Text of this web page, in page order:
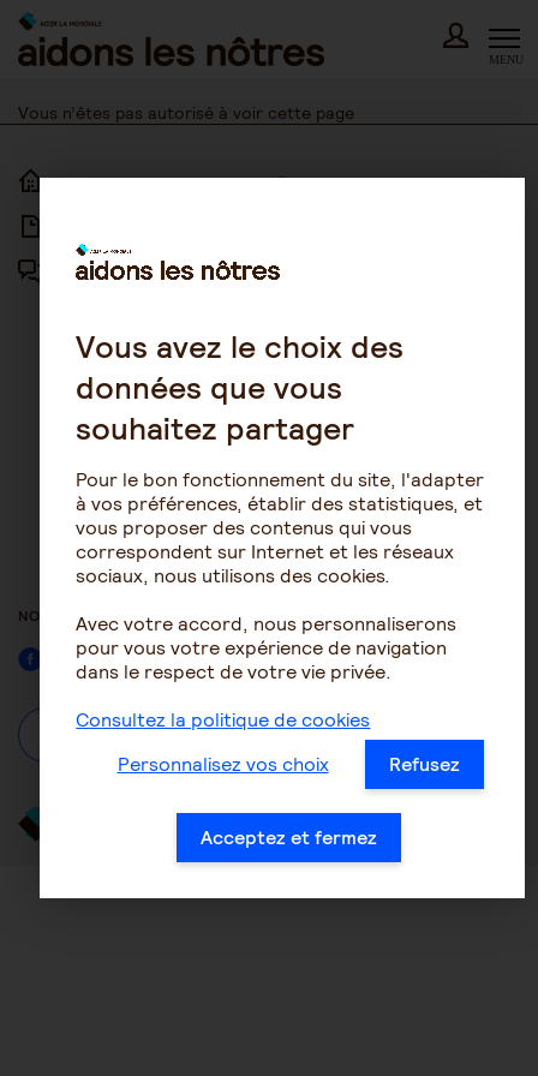
Skip
content
MENU
Vous n’êtes pas autorisé à voir cette page
ACCUEIL
FORUM
PLAN DU SITE
D’UTILISATION
POLITIQUE DE PROTECTION DES
GESTION DES COOKIES
ACCESSIBILITÉ : NON
CONFORME
NOUS SUIVRE
Facebook
À propos Se connecter / S'inscrire
Vous avez le choix des
données que vous
souhaitez partager
Pour le bon fonctionnement du site, l'adapter
à vos préférences, établir des statistiques, et
vous proposer des contenus qui vous
correspondent sur Internet et les réseaux
sociaux, nous utilisons des cookies.
Avec votre accord, nous personnaliserons
pour vous votre expérience de navigation
dans le respect de votre vie privée.
Consultez la politique de cookies
Personnalisez vos choix
Refusez
Acceptez et fermez